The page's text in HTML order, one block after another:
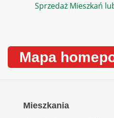
Sprzedaż Mieszkań
Mapa
Mieszkania